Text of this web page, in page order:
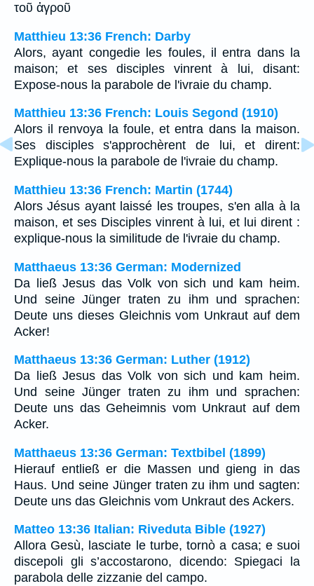
τοῦ ἀγροῦ
Matthieu 13:36 French: Darby
Alors, ayant congedie les foules, il entra dans la
maison; et ses disciples vinrent à lui, disant:
Expose-nous la parabole de l'ivraie du champ.
Matthieu 13:36 French: Louis Segond (1910)
Alors il renvoya la foule, et entra dans la maison.
Ses disciples s'approchèrent de lui, et dirent:
Explique-nous la parabole de l'ivraie du champ.
Matthieu 13:36 French: Martin (1744)
Alors Jésus ayant laissé les troupes, s'en alla à la
maison, et ses Disciples vinrent à lui, et lui dirent :
explique-nous la similitude de l'ivraie du champ.
Matthaeus 13:36 German: Modernized
Da ließ Jesus das Volk von sich und kam heim.
Und seine Jünger traten zu ihm und sprachen:
Deute uns dieses Gleichnis vom Unkraut auf dem
Acker!
Matthaeus 13:36 German: Luther (1912)
Da ließ Jesus das Volk von sich und kam heim.
Und seine Jünger traten zu ihm und sprachen:
Deute uns das Geheimnis vom Unkraut auf dem
Acker.
Matthaeus 13:36 German: Textbibel (1899)
Hierauf entließ er die Massen und gieng in das
Haus. Und seine Jünger traten zu ihm und sagten:
Deute uns das Gleichnis vom Unkraut des Ackers.
Matteo 13:36 Italian: Riveduta Bible (1927)
Allora Gesù, lasciate le turbe, tornò a casa; e suoi
discepoli gli s’accostarono, dicendo: Spiegaci la
parabola delle zizzanie del campo.